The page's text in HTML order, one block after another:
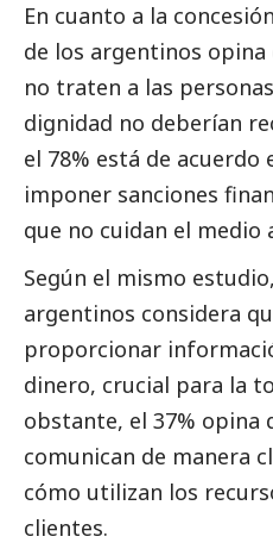
En cuanto a la
de los argentinos opina
no traten a las
dignidad no deberían
el 78% está de acuerdo
imponer sanciones
que no cuidan el medio
Según el mismo
argentinos considera
proporcionar
dinero, crucial para la
obstante, el 37% opina
comunican de manera
cómo utilizan los
clientes.